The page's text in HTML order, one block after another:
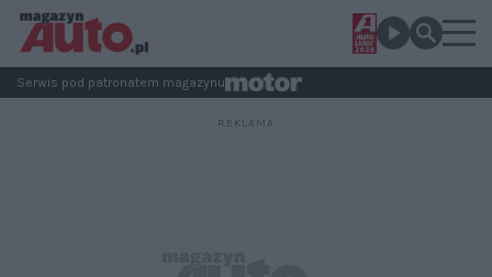
Serwis pod patronatem magazynu